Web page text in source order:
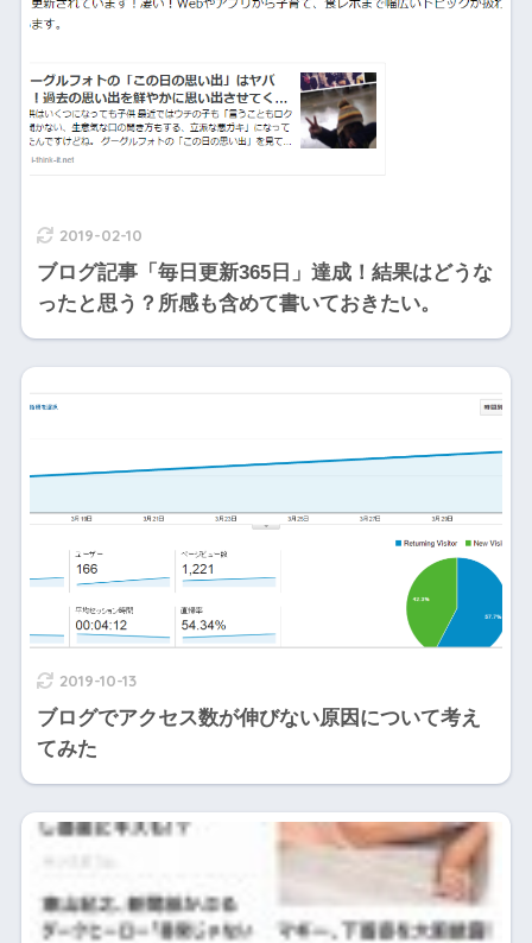
2019-02-10
ブログ記事「毎日更新365日」達成！結果はどうな
ったと思う？所感も含めて書いておきたい。
2019-10-13
ブログでアクセス数が伸びない原因について考え
てみた